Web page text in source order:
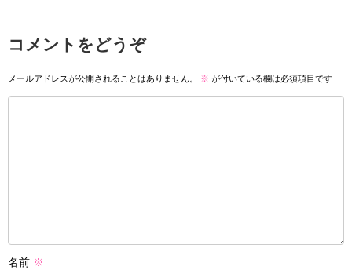
コメントをどうぞ
メールアドレスが公開されることはありません。 ※ が付いている欄は必須項目です
名前 ※